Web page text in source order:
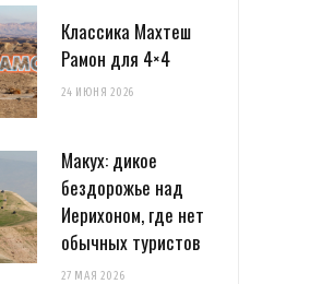
Классика Махтеш
Рамон для 4×4
24 ИЮНЯ 2026
Макух: дикое
бездорожье над
Иерихоном, где нет
обычных туристов
27 МАЯ 2026